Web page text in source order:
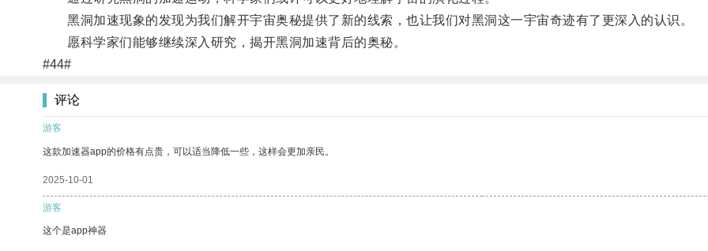
黑洞加速现象的发现为我们解开宇宙奥秘提供了新的线索，也让我们对黑洞这一宇宙奇迹有了更深入的认识。
愿科学家们能够继续深入研究，揭开黑洞加速背后的奥秘。
#44#
评论
游客
这款加速器app的价格有点贵，可以适当降低一些，这样会更加亲民。
2025-10-01
游客
这个是app神器